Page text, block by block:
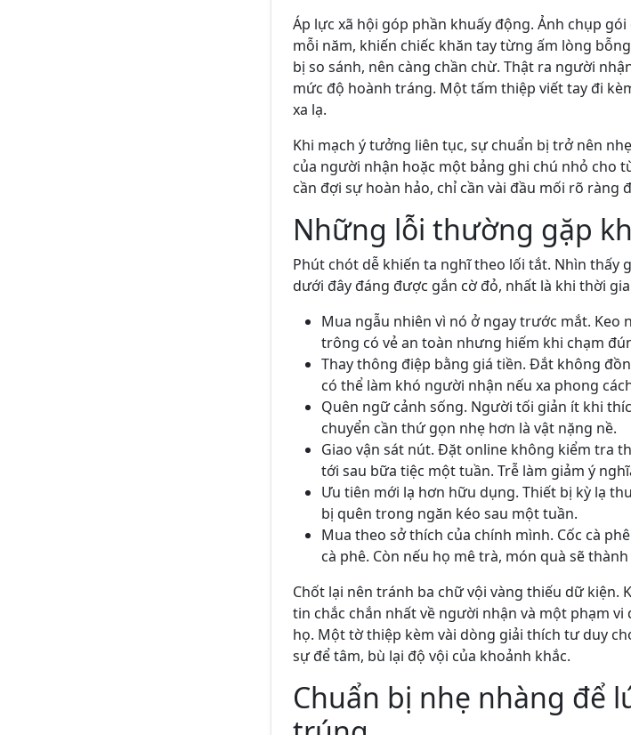
Áp lực xã hội góp phần khuấy động. Ảnh chụp
mỗi năm, khiến chiếc khăn tay từng ấm lòng
bị so sánh, nên càng chần chừ. Thật ra người
mức độ hoành tráng. Một tấm thiệp viết tay đi
xa lạ.
Khi mạch ý tưởng liên tục, sự chuẩn bị trở nên
của người nhận hoặc một bảng ghi chú nhỏ cho
cần đợi sự hoàn hảo, chỉ cần vài đầu mối rõ ràng
Những lỗi thường gặp
Phút chót dễ khiến ta nghĩ theo lối tắt. Nhìn thấy
dưới đây đáng được gắn cờ đỏ, nhất là khi thời
Mua ngẫu nhiên vì nó ở ngay trước mắt.
trông có vẻ an toàn nhưng hiếm khi chạm
Thay thông điệp bằng giá tiền. Đắt không
có thể làm khó người nhận nếu xa phong
Quên ngữ cảnh sống. Người tối giản ít khi
chuyển cần thứ gọn nhẹ hơn là vật nặng nề.
Giao vận sát nút. Đặt online không kiểm tra
tới sau bữa tiệc một tuần. Trễ làm giảm ý
Ưu tiên mới lạ hơn hữu dụng. Thiết bị kỳ lạ
bị quên trong ngăn kéo sau một tuần.
Mua theo sở thích của chính mình. Cốc cà
cà phê. Còn nếu họ mê trà, món quà sẽ
Chốt lại nên tránh ba chữ vội vàng thiếu dữ kiện.
tin chắc chắn nhất về người nhận và một phạm
họ. Một tờ thiệp kèm vài dòng giải thích tư duy
sự để tâm, bù lại độ vội của khoảnh khắc.
Chuẩn bị nhẹ nhàng để